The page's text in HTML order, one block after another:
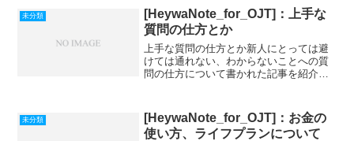
未分類
[HeywaNote_for_OJT]：上手な
質問の仕方とか
上手な質問の仕方とか新人にとっては避
けては通れない、わからないことへの質
問の仕方について書かれた記事を紹介し
ルール」Google人工知能チームの「15分
ルール」が有益な...
未分類
[HeywaNote_for_OJT]：お金の
使い方、ライフプランについて